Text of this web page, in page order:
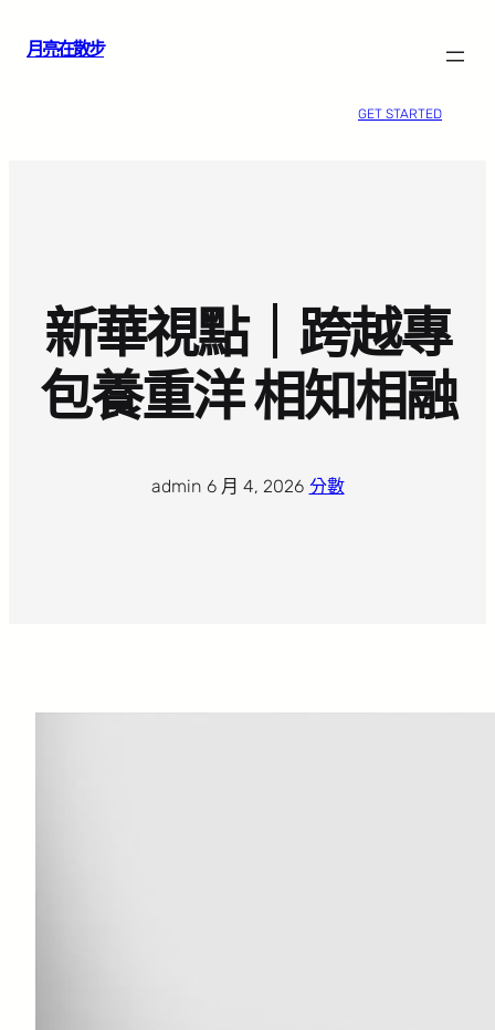
月亮在散步
GET STARTED
新華視點｜跨越專
包養重洋 相知相融
admin· 6 月 4, 2026· 分數